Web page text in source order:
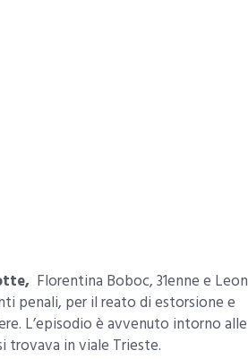
Florentina Boboc, 31enne e Leon
penali, per il reato di estorsione e
L’episodio è avvenuto intorno alle
trovava in viale Trieste.